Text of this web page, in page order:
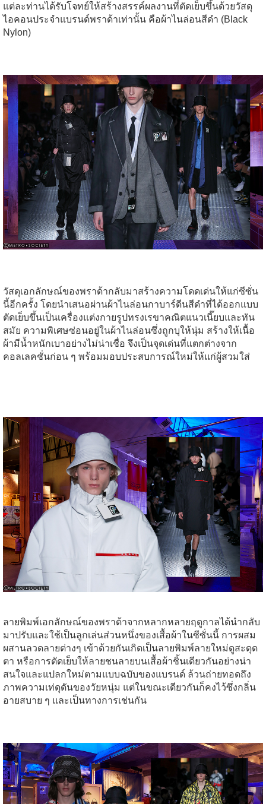
แต่ละท่านได้รับโจทย์ให้สร้างสรรค์ผลงานที่ตัดเย็บขึ้นด้วยวัสดุ
ไอคอนประจำแบรนด์พราด้าเท่านั้น คือผ้าไนล่อนสีดำ (Black
Nylon)
วัสดุเอกลักษณ์ของพราด้ากลับมาสร้างความโดดเด่นให้แก่ซีซั่น
นี้อีกครั้ง โดยนำเสนอผ่านผ้าไนล่อนกาบาร์ดีนสีดำที่ได้ออกแบบ
ตัดเย็บขึ้นเป็นเครื่องแต่งกายรูปทรงเรขาคณิตแนวเนี๊ยบและทัน
สมัย ความพิเศษซ่อนอยู่ในผ้าไนล่อนซึ่งถูกบุให้นุ่ม สร้างให้เนื้อ
ผ้ามีน้ำหนักเบาอย่างไม่น่าเชื่อ จึงเป็นจุดเด่นที่แตกต่างจาก
คอลเลคชั่นก่อน ๆ พร้อมมอบประสบการณ์ใหม่ให้แก่ผู้สวมใส่
ลายพิมพ์เอกลักษณ์ของพราด้าจากหลากหลายฤดูกาลได้นำกลับ
มาปรับและใช้เป็นลูกเล่นส่วนหนึ่งของเสื้อผ้าในซีซั่นนี้ การผสม
ผสานลวดลายต่างๆ เข้าด้วยกันเกิดเป็นลายพิมพ์ลายใหม่ดูสะดุด
ตา หรือการตัดเย็บให้ลายชนลายบนเสื้อผ้าชิ้นเดียวกันอย่างน่า
สนใจและแปลกใหม่ตามแบบฉบับของแบรนด์ ล้วนถ่ายทอดถึง
ภาพความเท่ดุดันของวัยหนุ่ม แต่ในขณะเดียวกันก็คงไว้ซึ่งกลิ่น
อายสบาย ๆ และเป็นทางการเช่นกัน